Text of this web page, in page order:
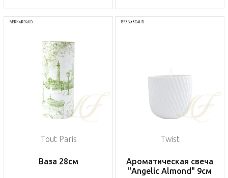
Tout Paris
Ваза 28см
Twist
Ароматическая свеча
"Angelic Almond" 9см